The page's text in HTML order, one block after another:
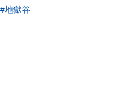
#地獄谷